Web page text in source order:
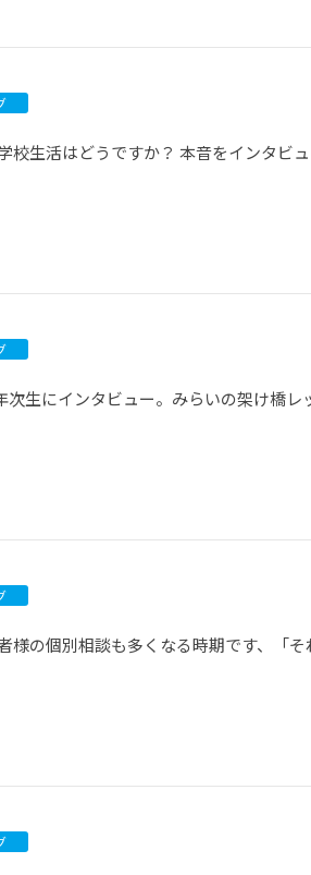
校生活はどうですか？ 本音をインタビ
次生にインタビュー。みらいの架け橋
様の個別相談も多くなる時期です、「